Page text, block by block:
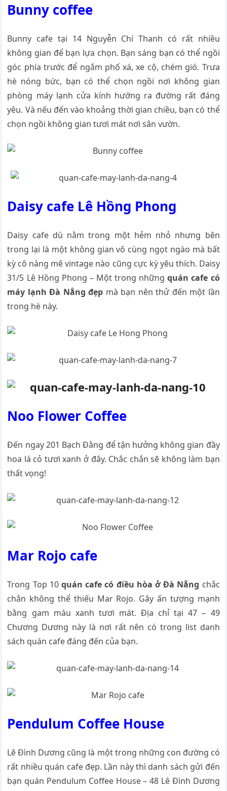
Bunny coffee
Bunny cafe tại 14 Nguyễn Chí Thanh có rất nhiều
không gian để bạn lựa chọn. Bạn sáng bạn có thể ngồi
góc phía trước để ngắm phố xá, xe cộ, chém gió. Trưa
hè nóng bức, bạn có thể chọn ngồi nơi không gian
phòng máy lạnh cửa kính hướng ra đường rất đáng
yêu. Và nếu đến vào khoảng thời gian chiều, bạn có thể
chọn ngồi không gian tươi mát nơi sân vườn.
Daisy cafe Lê Hồng Phong
Daisy cafe dù nằm trong một hẻm nhỏ nhưng bên
trong lại là một không gian vô cùng ngọt ngào mà bất
kỳ cô nàng mê vintage nào cũng cực kỳ yêu thích. Daisy
31/5 Lê Hồng Phong – Một trong nhữngquán cafe có
máy lạnh Đà Nẵng đẹp mà bạn nên thử đến một lần
trong hè này.
Noo Flower Coffee
Đến ngay 201 Bạch Đằng để tận hưởng không gian đầy
hoa lá cỏ tươi xanh ở đây. Chắc chắn sẽ không làm bạn
thất vọng!
Mar Rojo cafe
Trong Top 10quán cafe có điều hòa ở Đà Nẵng chắc
chắn không thể thiếu Mar Rojo. Gây ấn tượng mạnh
bằng gam màu xanh tươi mát. Địa chỉ tại 47 – 49
Chương Dương này là nơi rất nên có trong list danh
sách quán cafe đáng đến của bạn.
Pendulum Coffee House
Lê Đình Dương cũng là một trong những con đường có
rất nhiều quán cafe đẹp. Lần này thì danh sách gửi đến
bạn quán Pendulum Coffee House – 48 Lê Đình Dương